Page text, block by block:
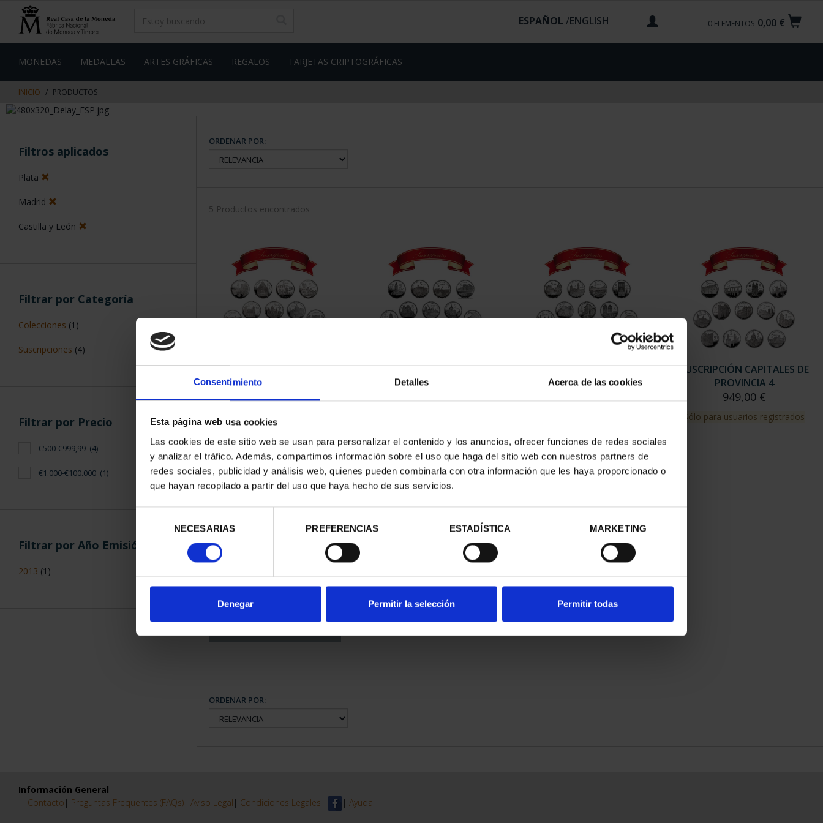
Consentimiento Detalles Acerca de las cookies
Esta página web usa cookies
Las cookies de este sitio web se usan para personalizar el contenido y los anuncios, ofrecer funciones de redes sociales
y analizar el tráfico. Además, compartimos información sobre el uso que haga del sitio web con nuestros partners de
redes sociales, publicidad y análisis web, quienes pueden combinarla con otra información que les haya proporcionado o
que hayan recopilado a partir del uso que haya hecho de sus servicios.
consentimiento
NECESARIAS PREFERENCIAS ESTADÍSTICA MARKETING
Denegar Permitir la selección Permitir todas
contenido
de
0,00 €
0 ELEMENTOS
ESPAÑOL /
MONEDAS MEDALLAS ARTES GRÁFICAS REGALOS TARJETAS CRIPTOGRÁFICAS
INICIO PRODUCTOS
Filtros aplicados
Plata
Madrid
Castilla y León
Filtrar por Categoría
Colecciones (1)
Suscripciones (4)
Filtrar por Precio
€500-€999,99 (4)
€1.000-€100.000 (1)
Filtrar por Año Emisión
2013 (1)
ORDENAR POR:
5 Productos encontrados
SUSCRIPCIÓN CAPITALES DE
PROVINCIA 1
949,00 €
Sólo para usuarios registrados
SUSCRIPCIÓN CAPITALES DE
PROVINCIA 2
949,00 €
SUSCRIPCIÓN CAPITALES DE
PROVINCIA 3
949,00 €
SUSCRIPCIÓN CAPITALES DE
PROVINCIA 4
949,00 €
Sólo para usuarios registrados
COLECCION COMPLET...
3.796,00 €
ORDENAR POR:
Información General
Contacto | Preguntas Frequentes (FAQs)| Aviso Legal | Condiciones Legales | | Ayuda |